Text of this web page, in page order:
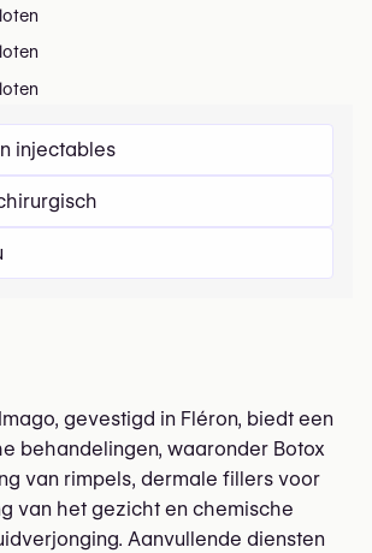
injectables
gevestigd in Fléron, biedt een
behandelingen, waaronder Botox
van rimpels, dermale fillers voor
van het gezicht en chemische
Aanvullende diensten